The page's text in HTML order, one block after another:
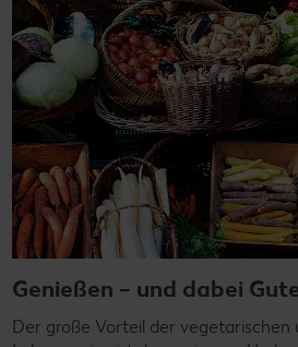
Genießen – und dabei
Der große Vorteil der vegetarischen